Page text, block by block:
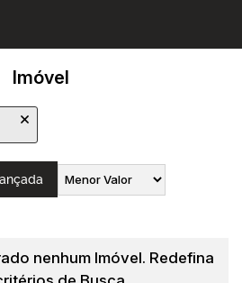
Imóvel
nenhum Imóvel. Redefina